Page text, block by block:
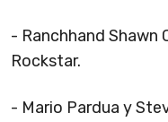
- Ranchhand Shawn
Rockstar.
- Mario Pardua y